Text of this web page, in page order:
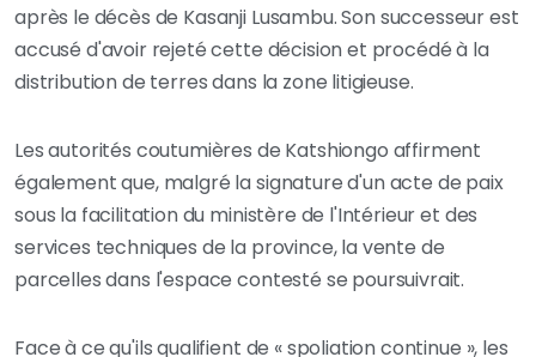
après le décès de Kasanji Lusambu. Son successeur est
accusé d'avoir rejeté cette décision et procédé à la
distribution de terres dans la zone litigieuse.
Les autorités coutumières de Katshiongo affirment
également que, malgré la signature d'un acte de paix
sous la facilitation du ministère de l'Intérieur et des
services techniques de la province, la vente de
parcelles dans l'espace contesté se poursuivrait.
Face à ce qu'ils qualifient de « spoliation continue », les